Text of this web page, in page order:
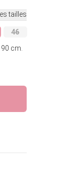
tailles
ou indisponible
épuisée ou
46
Variante épuisée
cm.